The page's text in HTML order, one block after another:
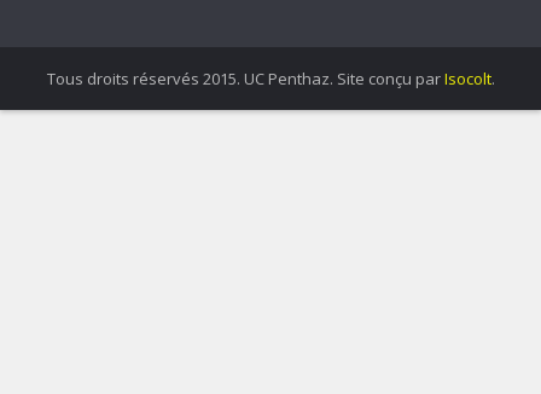
Tous droits réservés 2015. UC Penthaz. Site conçu parIsocolt.